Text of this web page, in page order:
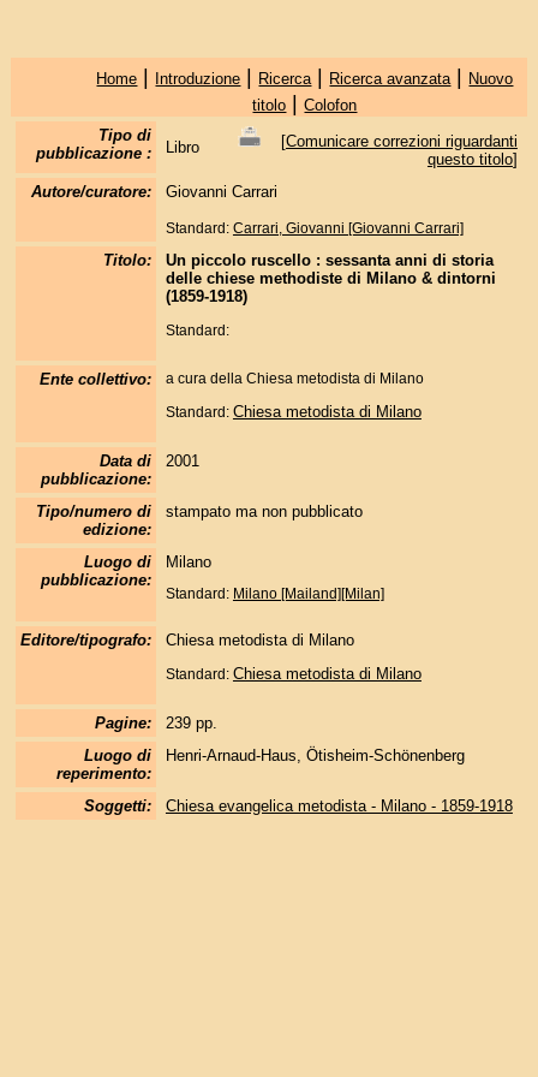
Home | Introduzione | Ricerca | Ricerca avanzata | Nuovo
titolo |Colofon
Tipo di
pubblicazione :
Libro [Comunicare correzioni riguardanti
questo titolo]
Autore/curatore:
Giovanni Carrari
Standard: Carrari, Giovanni [Giovanni Carrari]
Titolo:
Un piccolo ruscello : sessanta anni di storia
delle chiese methodiste di Milano & dintorni
(1859-1918)
Standard:
Ente collettivo: a cura della Chiesa metodista di Milano
Standard: Chiesa metodista di Milano
Data di
pubblicazione:
2001
Tipo/numero di
edizione:
stampato ma non pubblicato
Luogo di
pubblicazione:
Milano
Standard: Milano [Mailand][Milan]
Editore/tipografo: Chiesa metodista di Milano
Standard: Chiesa metodista di Milano
Pagine:
239 pp.
Luogo di
reperimento:
Henri-Arnaud-Haus, Ötisheim-Schönenberg
Soggetti: Chiesa evangelica metodista - Milano - 1859-1918